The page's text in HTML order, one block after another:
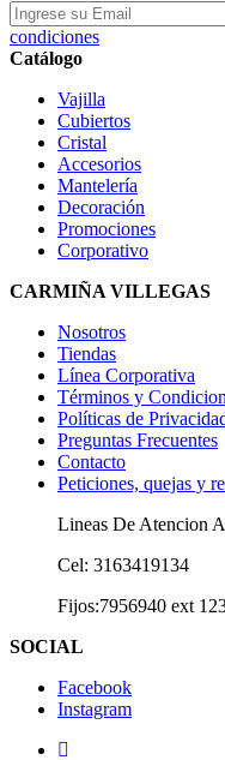
condiciones
Catálogo
Vajilla
Cubiertos
Cristal
Accesorios
Mantelería
Decoración
Promociones
Corporativo
CARMIÑA VILLEGAS
Nosotros
Tiendas
Línea Corporativa
Términos y
Políticas de
Preguntas Frecuentes
Contacto
Peticiones, quejas y
Lineas De Atencion
Cel: 3163419134
Fijos:7956940 ext
SOCIAL
Facebook
Instagram